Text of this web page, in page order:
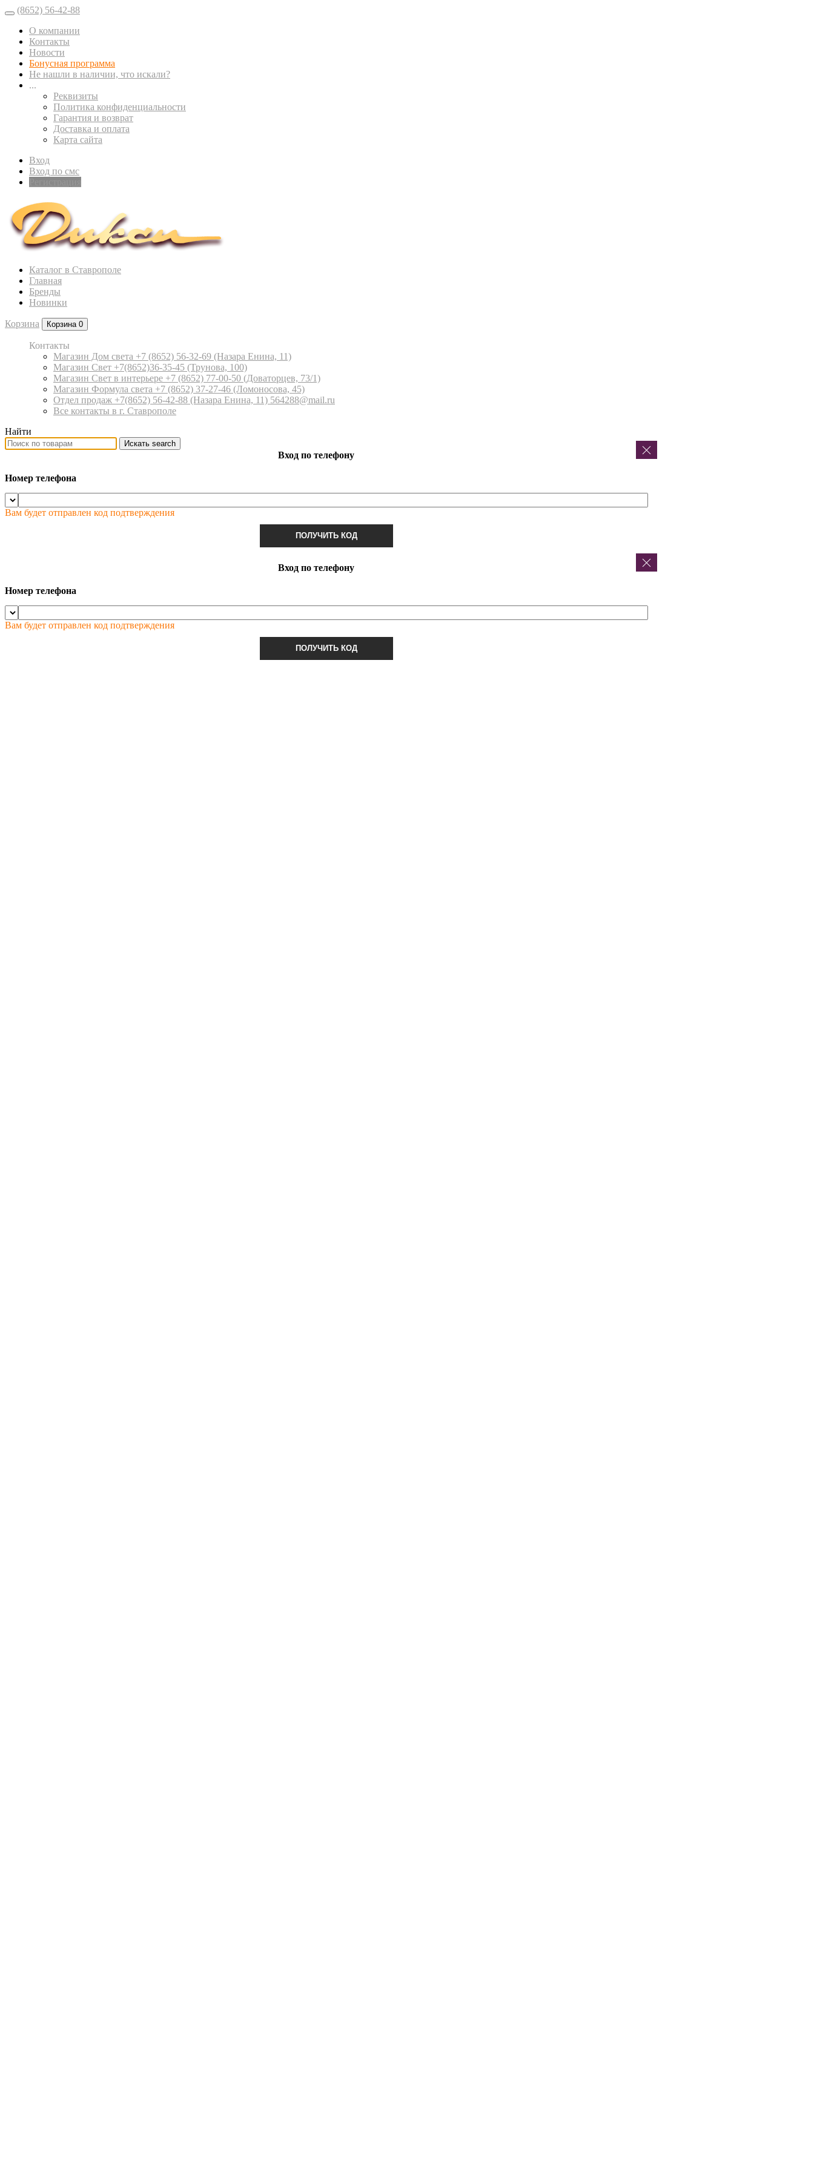
(8652) 56-42-88
О компании
Контакты
Новости
Бонусная программа
Не нашли в наличии, что искали?
...
Реквизиты
Политика конфиденциальности
Гарантия и возврат
Доставка и оплата
Карта сайта
Вход
Вход по смс
Каталог в Ставрополе
Главная
Бренды
Новинки
Корзина Корзина 0
Контакты
Магазин Дом света +7 (8652) 56-32-69 (Назара Енина, 11)
Магазин Свет +7(8652)36-35-45 (Трунова, 100)
Магазин Свет в интерьере +7 (8652) 77-00-50 (Доваторцев, 73/1)
Магазин Формула света +7 (8652) 37-27-46 (Ломоносова, 45)
Отдел продаж +7(8652) 56-42-88 (Назара Енина, 11) 564288@mail.ru
Все контакты в г. Ставрополе
Найти
Искать search
Вход по телефону
Номер телефона
Вам будет отправлен код подтверждения
ПОЛУЧИТЬ КОД
Вход по телефону
Номер телефона
Вам будет отправлен код подтверждения
ПОЛУЧИТЬ КОД